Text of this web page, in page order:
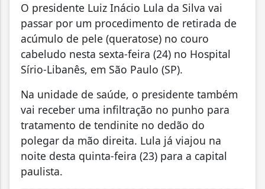
O presidente Luiz Inácio Lula da Silva vai
passar por um procedimento de retirada de
acúmulo de pele (queratose) no couro
cabeludo nesta sexta-feira (24) no Hospital
Sírio-Libanês, em São Paulo (SP).
Na unidade de saúde, o presidente também
vai receber uma infiltração no punho para
tratamento de tendinite no dedão do
polegar da mão direita. Lula já viajou na
noite desta quinta-feira (23) para a capital
paulista.